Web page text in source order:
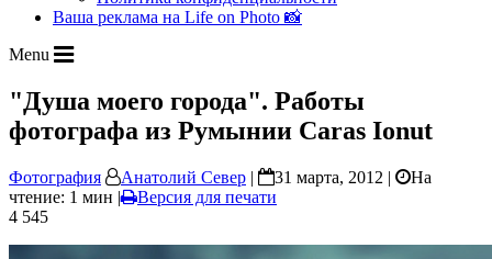
Ваша реклама на Life on Photo 📸
Menu
"Душа моего города". Работы
фотографа из Румынии Caras Ionut
Фотография Анатолий Север | 31 марта, 2012 |
На
чтение: 1 мин |
Версия для печати
4 545